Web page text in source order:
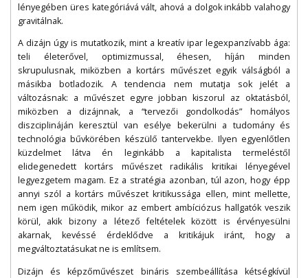
lényegében üres kategóriává vált, ahová a dolgok inkább valahogy
gravitálnak.
A dizájn úgy is mutatkozik, mint a kreatív ipar legexpanzívabb ága:
teli életerővel, optimizmussal, éhesen, híján minden
skrupulusnak, miközben a kortárs művészet egyik válságból a
másikba botladozik. A tendencia nem mutatja sok jelét a
változásnak: a művészet egyre jobban kiszorul az oktatásból,
miközben a dizájnnak, a “tervezői gondolkodás” homályos
diszciplináján keresztül van esélye bekerülni a tudomány és
technológia bűvkörében készülő tantervekbe. Ilyen egyenlőtlen
küzdelmet látva én leginkább a kapitalista termeléstől
elidegenedett kortárs művészet radikális kritikai lényegével
legyezgetem magam. Ez a stratégia azonban, túl azon, hogy épp
annyi szól a kortárs művészet kritikussága ellen, mint mellette,
nem igen működik, mikor az embert ambíciózus hallgatók veszik
körül, akik bizony a létező feltételek között is érvényesülni
akarnak, kevéssé érdeklődve a kritikájuk iránt, hogy a
megváltoztatásukat ne is említsem.
Dizájn és képzőművészet bináris szembeállítása kétségkívül